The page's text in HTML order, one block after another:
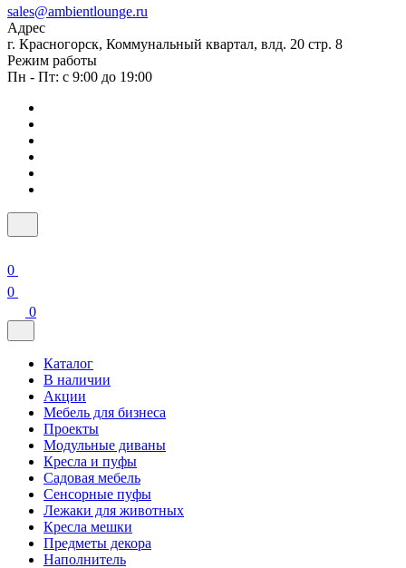
sales@ambientlounge.ru
Адрес
г. Красногорск, Коммунальный квартал, влд. 20 стр. 8
Режим работы
Пн - Пт: с 9:00 до 19:00
0
0
0
Каталог
В наличии
Акции
Мебель для бизнеса
Проекты
Модульные диваны
Кресла и пуфы
Садовая мебель
Сенсорные пуфы
Лежаки для животных
Кресла мешки
Предметы декора
Наполнитель